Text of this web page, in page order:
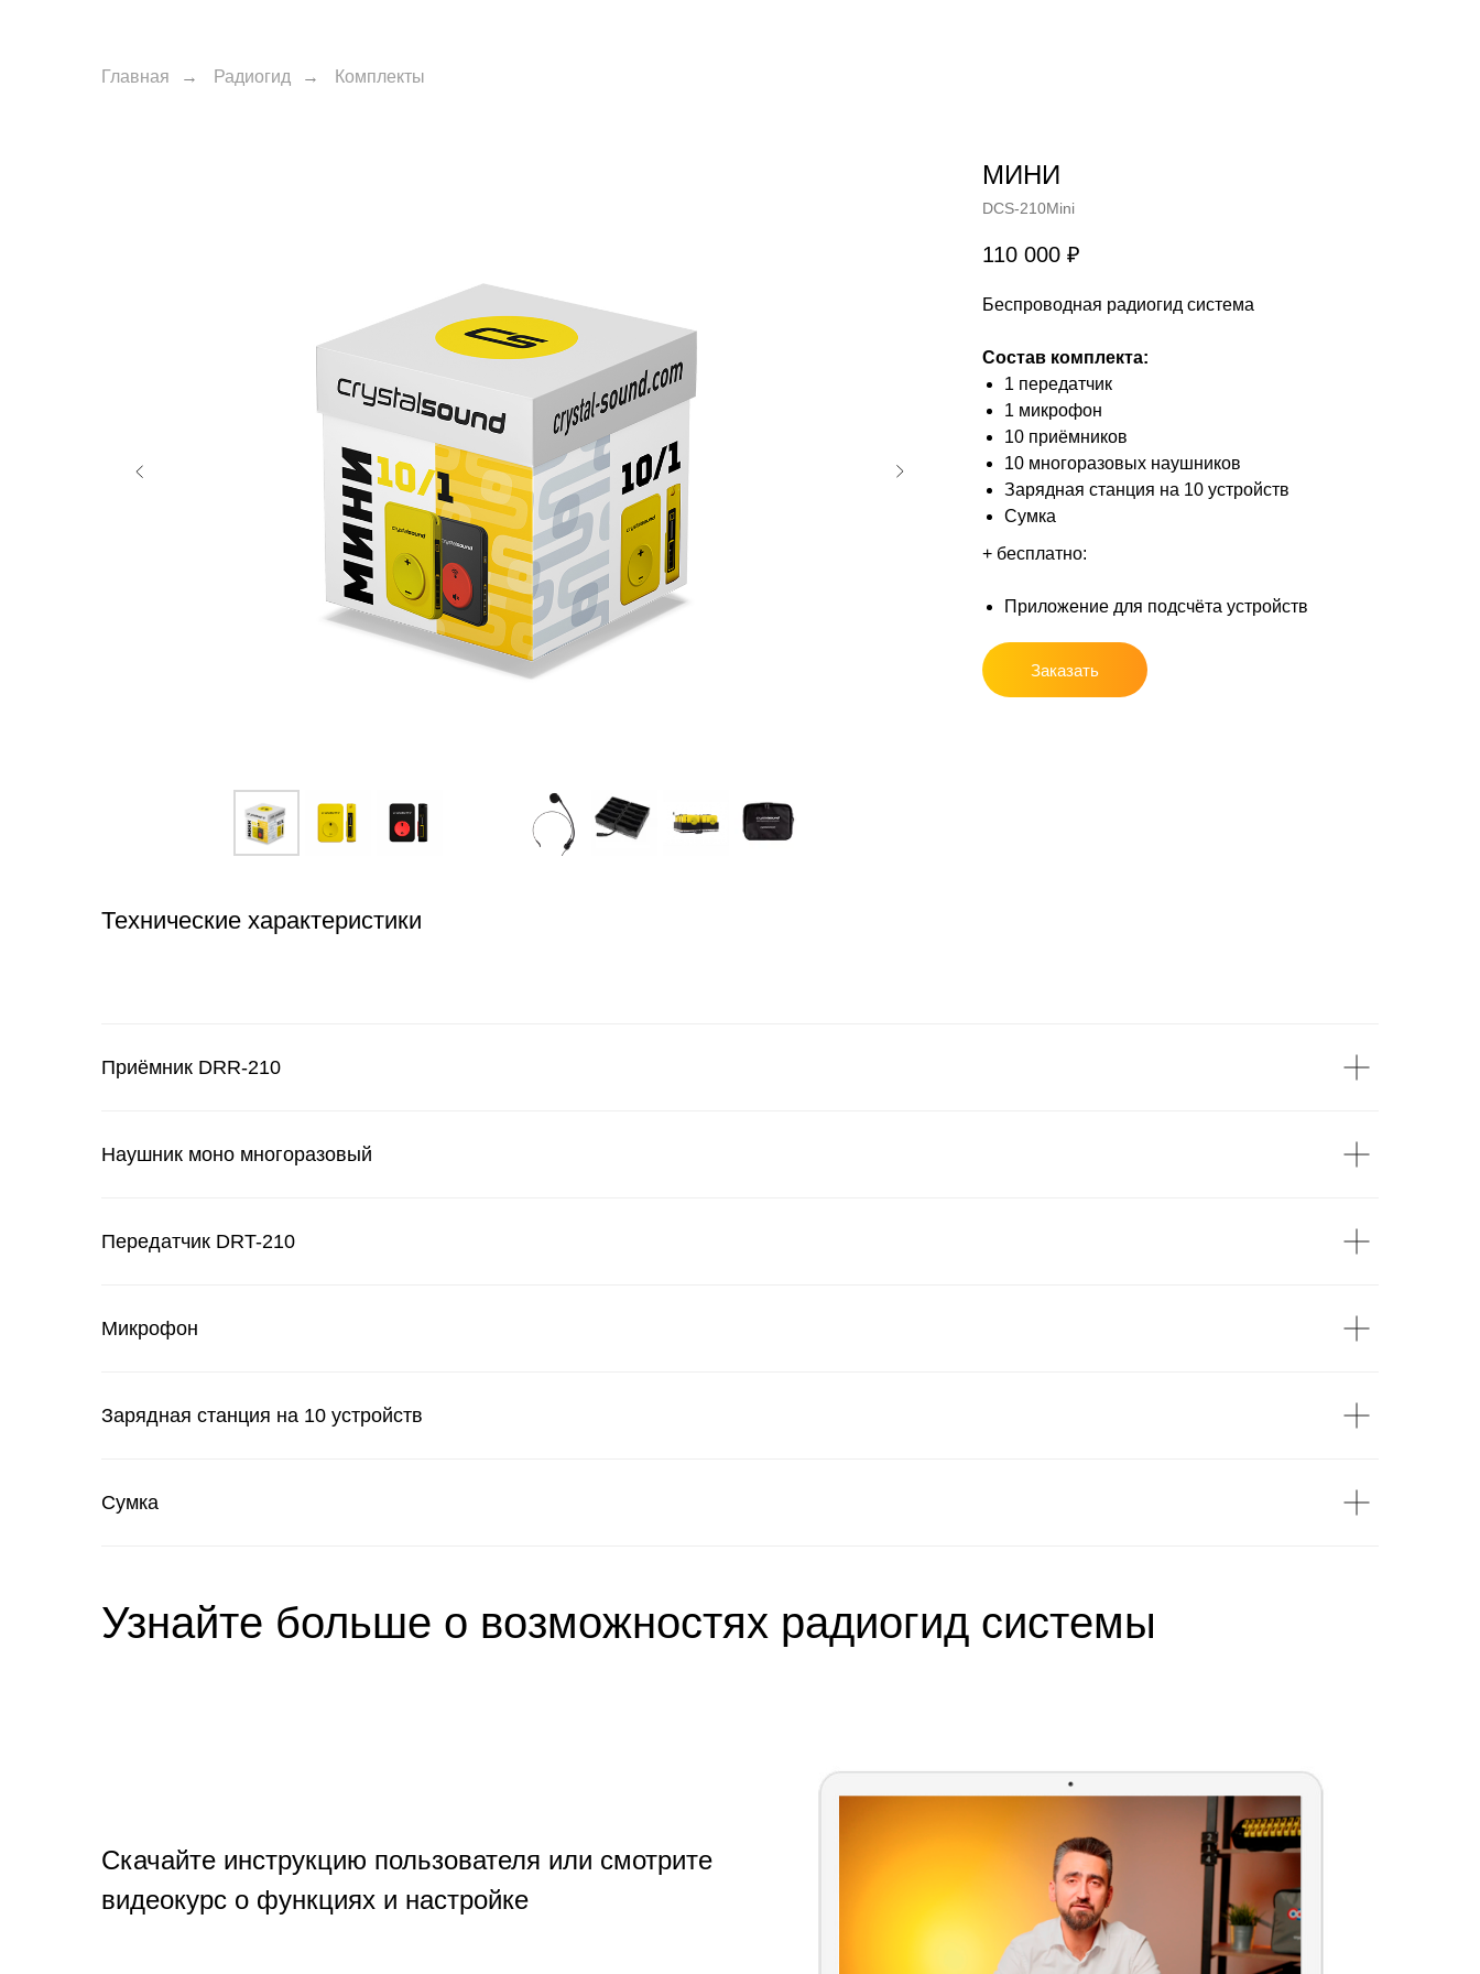
Главная → Радиогид → Комплекты
МИНИ
DCS-210Mini
110 000 ₽
Беспроводная радиогид система
Состав комплекта:
1 передатчик
1 микрофон
10 приёмников
10 многоразовых наушников
Зарядная станция на 10 устройств
Сумка
+ бесплатно:
Приложение для подсчёта устройств
Заказать
Технические характеристики
Приёмник DRR-210
Наушник моно многоразовый
Передатчик DRT-210
Микрофон
Зарядная станция на 10 устройств
Сумка
Узнайте больше о возможностях радиогид системы
Скачайте инструкцию пользователя или смотрите
видеокурс о функциях и настройке